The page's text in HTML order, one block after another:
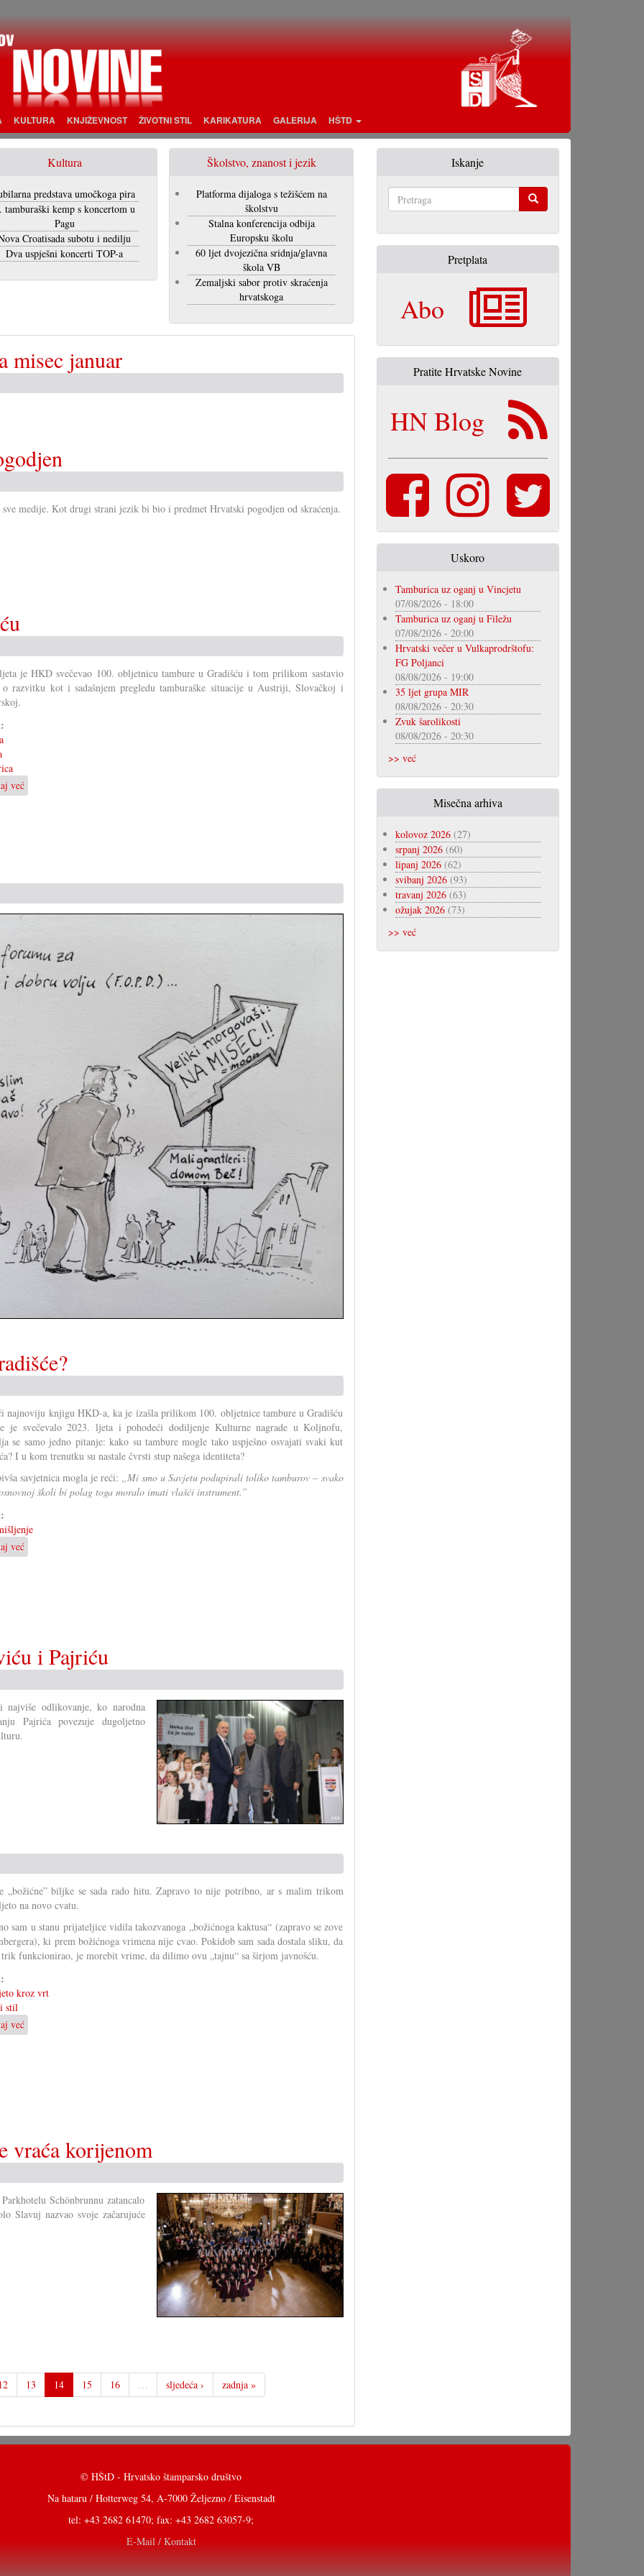
KULTURA KNJIŽEVNOST ŽIVOTNI STIL KARIKATURA GALERIJA HŠTD
Kultura
predstava umočkoga pira
tamburaški kemp s koncertom u
Pagu
Croatisada subotu i nedilju
Dva uspješni koncerti TOP-a
Školstvo, znanost i jezik
Platforma dijaloga s težišćem na
školstvu
Stalna konferencija odbija
Europsku školu
60 ljet dvojezična sridnja/glavna
škola VB
Zemaljski sabor protiv skraćenja
hrvatskoga
misec januar
medije. Kot drugi strani jezik bi bio i predmet Hrvatski pogodjen od skraćenja.
je HKD svečevao 100. obljetnicu tambure u Gradišću i tom prilikom sastavio
razvitku kot i sadašnjem pregledu tamburaške situacije u Austriji, Slovačkoj i
već
100
najnoviju knjigu HKD-a, ka je izašla prilikom 100. obljetnice tambure u Gradišću
je svečevalo 2023. ljeta i pohodeći dodiljenje Kulturne nagrade u Koljnofu,
se samo jedno pitanje: kako su tambure mogle tako uspješno osvajati svaki kut
I u kom trenutku su nastale čvrsti stup našega identiteta?
savjetnica mogla je reći:
„Mi smo u Savjetu podupirali toliko tamburov – svako
školi bi polag toga moralo imati vlašći instrument.”
već
Zač
i Pajriću
odlikovanje, ko narodna
Pajrića povezuje dugoljetno
„božićne” biljke se sada rado hitu. Zapravo to nije potribno, ar s malim trikom
na novo cvatu.
sam u stanu prijateljice vidila takozvanoga „božićnoga kaktusa“ (zapravo se zove
ki prem božićnoga vrimena nije cvao. Pokidob sam sada dostala sliku, da
funkcionirao, je morebit vrime, da dilimo ovu „tajnu“ sa širjom javnošću.
kroz vrt
stil
već
Tajna
vraća korijenom
Schönbrunnu zatancalo
Slavuj nazvao svoje začarujuće
13 14 15 16 … sljedeća › zadnja »
Iskanje
Pretplata
Abo
Pratite Hrvatske Novine
HN Blog
Uskoro
Tamburica uz oganj u Vincjetu
07/08/2026 - 18:00
Tamburica uz oganj u Filežu
07/08/2026 - 20:00
Hrvatski večer u Vulkaprodrštofu:
FG Poljanci
08/08/2026 - 19:00
35 ljet grupa MIR
08/08/2026 - 20:30
Zvuk šarolikosti
08/08/2026 - 20:30
>> već
Misečna arhiva
kolovoz 2026(27)
srpanj 2026(60)
lipanj 2026(62)
svibanj 2026(93)
travanj 2026(63)
ožujak 2026(73)
>> već
© HŠtD - Hrvatsko štamparsko društvo
Na hataru / Hotterweg 54, A-7000 Željezno / Eisenstadt
tel: +43 2682 61470; fax: +43 2682 63057-9;
E-Mail / Kontakt